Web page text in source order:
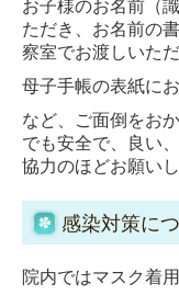
お子様のお名前（
ただき、お名前の
察室でお渡しいただ
母子手帳の表紙に
など、ご面倒をお
でも安全で、良い
協力のほどお願いし
感染対策に
院内ではマスク着